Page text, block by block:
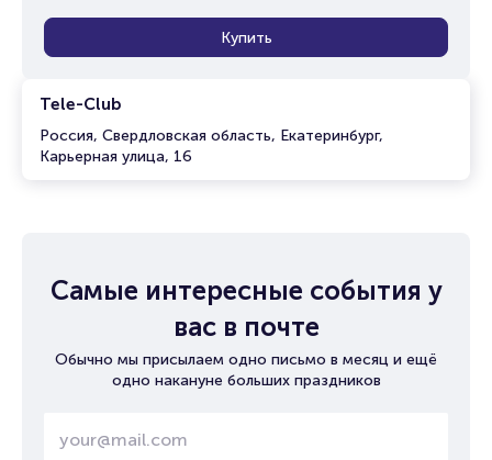
Tele-Club
Россия, Свердловская область, Екатеринбург,
Карьерная улица, 16
Купить
Самые интересные события у
вас в почте
Обычно мы присылаем одно письмо в месяц и ещё
одно накануне больших праздников